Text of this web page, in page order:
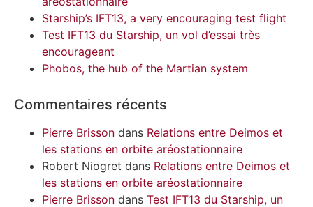
Starship’s IFT13, a very encouraging test flight
Test IFT13 du Starship, un vol d’essai très
encourageant
Phobos, the hub of the Martian system
Commentaires récents
Pierre Brisson dans Relations entre Deimos et
les stations en orbite aréostationnaire
Robert Niogret dans Relations entre Deimos et
les stations en orbite aréostationnaire
Pierre Brisson dans Test IFT13 du Starship, un